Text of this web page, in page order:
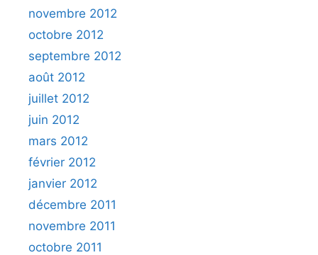
novembre 2012
octobre 2012
septembre 2012
août 2012
juillet 2012
juin 2012
mars 2012
février 2012
janvier 2012
décembre 2011
novembre 2011
octobre 2011